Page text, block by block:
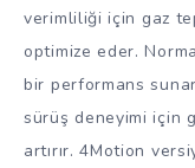
verimliliği için gaz
optimize eder.
bir performans
sürüş deneyimi için
artırır. 4Motion